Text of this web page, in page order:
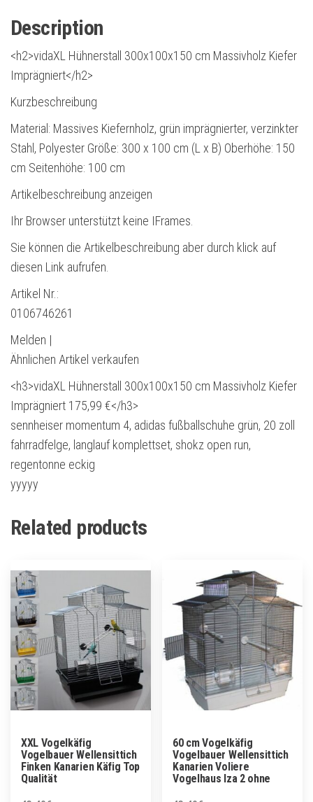
Description
<h2>vidaXL Hühnerstall 300x100x150 cm Massivholz Kiefer
Imprägniert</h2>
Kurzbeschreibung
Material: Massives Kiefernholz, grün imprägnierter, verzinkter
Stahl, Polyester Größe: 300 x 100 cm (L x B) Oberhöhe: 150
cm Seitenhöhe: 100 cm
Artikelbeschreibung anzeigen
Ihr Browser unterstützt keine IFrames.
Sie können die Artikelbeschreibung aber durch klick auf
diesen Link aufrufen.
Artikel Nr.:
0106746261
Melden |
Ähnlichen Artikel verkaufen
<h3>vidaXL Hühnerstall 300x100x150 cm Massivholz Kiefer
Imprägniert 175,99 €</h3>
sennheiser momentum 4, adidas fußballschuhe grün, 20 zoll
fahrradfelge, langlauf komplettset, shokz open run,
regentonne eckig
yyyyy
Related products
XXL Vogelkäfig
Vogelbauer Wellensittich
Finken Kanarien Käfig Top
Qualität
60 cm Vogelkäfig
Vogelbauer Wellensittich
Kanarien Voliere
Vogelhaus Iza 2 ohne